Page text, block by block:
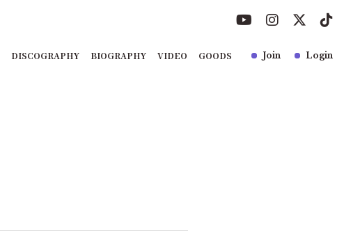
DISCOGRAPHY BIOGRAPHY VIDEO GOODS Join Login